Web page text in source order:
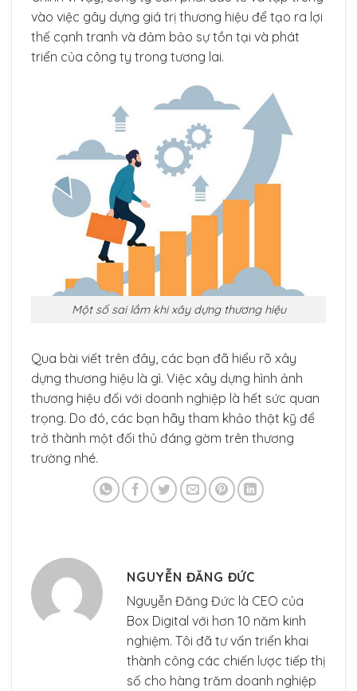
vào việc gây dựng giá trị thương hiệu để tạo ra lợi
thế cạnh tranh và đảm bảo sự tồn tại và phát
triển của công ty trong tương lai.
Một số sai lầm khi xây dựng thương hiệu
Qua bài viết trên đây, các bạn đã hiểu rõ xây
dựng thương hiệu là gì. Việc xây dựng hình ảnh
thương hiệu đối với doanh nghiệp là hết sức quan
trọng. Do đó, các bạn hãy tham khảo thật kỹ để
trở thành một đối thủ đáng gờm trên thương
trường nhé.
NGUYỄN ĐĂNG ĐỨC
Nguyễn Đăng Đức là CEO của
Box Digital với hơn 10 năm kinh
nghiệm. Tôi đã tư vấn triển khai
thành công các chiến lược tiếp thị
số cho hàng trăm doanh nghiệp